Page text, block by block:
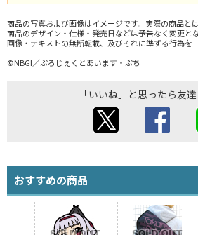
商品の写真および画像はイメージです。実際の商品と
商品のデザイン・仕様・発売日などは予告なく変更と
画像・テキストの無断転載、及びそれに準ずる行為を
©NBGI／ぷろじぇくとあいます・ぷち
「いいね」と思ったら友
おすすめの商品